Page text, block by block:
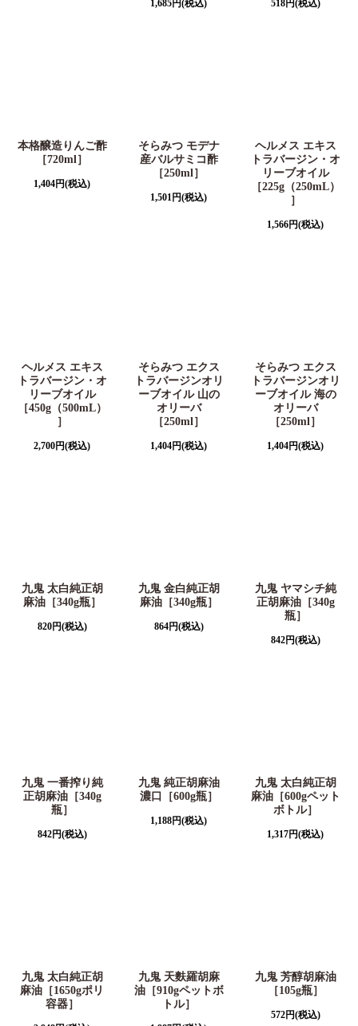
1,685円(税込) 518円(税込)
本格醸造りんご酢
［720ml］
1,404円(税込)
そらみつ モデナ
産バルサミコ酢
［250ml］
1,501円(税込)
ヘルメス エキス
トラバージン・オ
リーブオイル
［225g（250mL）
］
1,566円(税込)
ヘルメス エキス
トラバージン・オ
リーブオイル
［450g（500mL）
］
2,700円(税込)
そらみつ エクス
トラバージンオリ
ーブオイル 山の
オリーバ
［250ml］
1,404円(税込)
そらみつ エクス
トラバージンオリ
ーブオイル 海の
オリーバ
［250ml］
1,404円(税込)
九鬼 太白純正胡
麻油［340g瓶］
820円(税込)
九鬼 金白純正胡
麻油［340g瓶］
864円(税込)
九鬼 ヤマシチ純
正胡麻油［340g
瓶］
842円(税込)
九鬼 一番搾り純
正胡麻油［340g
瓶］
842円(税込)
九鬼 純正胡麻油
濃口［600g瓶］
1,188円(税込)
九鬼 太白純正胡
麻油［600gペット
ボトル］
1,317円(税込)
九鬼 太白純正胡
麻油［1650gポリ
容器］
九鬼 天麩羅胡麻
油［910gペットボ
トル］
九鬼 芳醇胡麻油
［105g瓶］
572円(税込)